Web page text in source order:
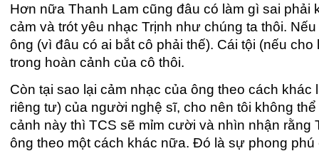
Hơn nữa Thanh Lam cũng đâu có làm gì sai
cảm và trót yêu nhạc Trịnh như chúng ta thôi.
ông (vì đâu có ai bắt cô phải thế). Cái tội (nếu
trong hoàn cảnh của cô thôi.
Còn tại sao lại cảm nhạc của ông theo cách
riêng tư) của người nghệ sĩ, cho nên tôi không
cảnh này thì TCS sẽ mỉm cười và nhìn nhận
ông theo một cách khác nữa. Đó là sự phong